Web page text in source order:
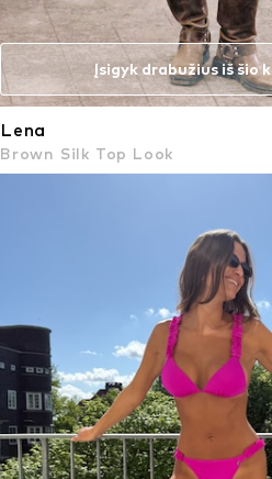
Įsigyk drabužius iš šio
Lena
Brown Silk Top Look